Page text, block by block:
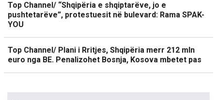
Top Channel/ “Shqipëria e shqiptarëve, jo e
pushtetarëve”, protestuesit në bulevard: Rama SPAK-
YOU
Top Channel/ Plani i Rritjes, Shqipëria merr 212 mln
euro nga BE. Penalizohet Bosnja, Kosova mbetet pas